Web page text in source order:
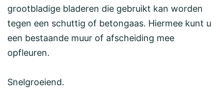
grootbladige bladeren die gebruikt kan worden
tegen een schuttig of betongaas. Hiermee kunt u
een bestaande muur of afscheiding mee
opfleuren.
Snelgroeiend.